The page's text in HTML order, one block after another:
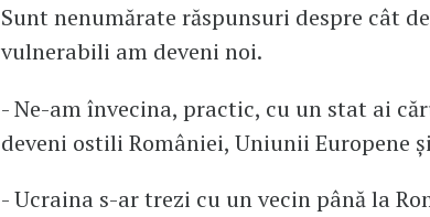
Sunt nenumărate răspunsuri despre cât
vulnerabili am deveni noi.
- Ne-am învecina, practic, cu un stat ai
deveni ostili României, Uniunii Europene
- Ucraina s-ar trezi cu un vecin până la